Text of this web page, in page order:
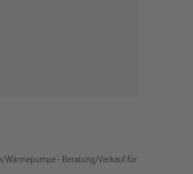
Wärmepumpe - Beratung/Verkauf für